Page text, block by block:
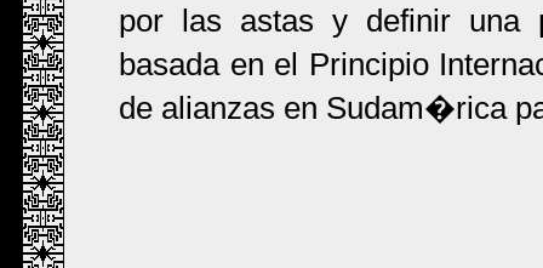
por las astas y definir una
basada en el Principio
de alianzas en Sudam�rica